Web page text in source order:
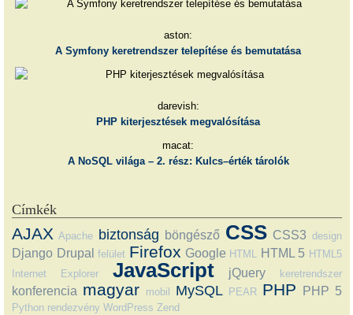
aston:
A Symfony keretrendszer telepítése és bemutatása
darevish:
PHP kiterjesztések megvalósítása
macat:
A NoSQL világa – 2. rész: Kulcs–érték tárolók
Címkék
AJAX Apache biztonság böngésző CSS CSS3 design
Django Drupal felület Firefox Google HTML HTML 5 HTML5
Internet Explorer
JavaScript jQuery keretrendszer
konferencia magyar mobil MySQL PEAR PHP PHP 5
Python rendezvény WordPress Zend